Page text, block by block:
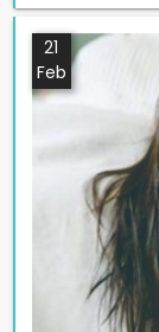
21
Feb